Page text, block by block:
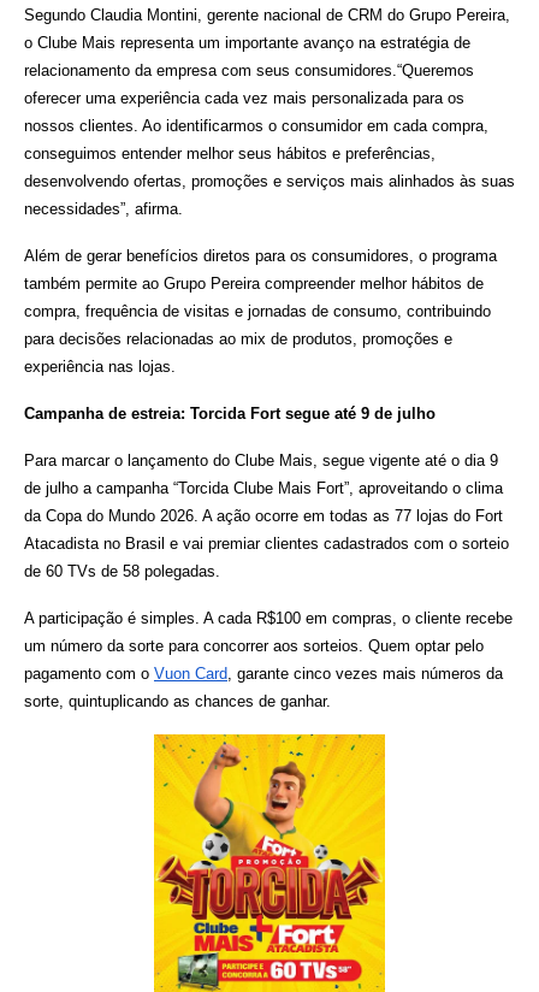
Segundo Claudia Montini, gerente nacional de CRM do Grupo Pereira,
o Clube Mais representa um importante avanço na estratégia de
relacionamento da empresa com seus consumidores.“Queremos
oferecer uma experiência cada vez mais personalizada para os
nossos clientes. Ao identificarmos o consumidor em cada compra,
conseguimos entender melhor seus hábitos e preferências,
desenvolvendo ofertas, promoções e serviços mais alinhados às suas
necessidades”, afirma.
Além de gerar benefícios diretos para os consumidores, o programa
também permite ao Grupo Pereira compreender melhor hábitos de
compra, frequência de visitas e jornadas de consumo, contribuindo
para decisões relacionadas ao mix de produtos, promoções e
experiência nas lojas.
Campanha de estreia: Torcida Fort segue até 9 de julho
Para marcar o lançamento do Clube Mais, segue vigente até o dia 9
de julho a campanha “Torcida Clube Mais Fort”, aproveitando o clima
da Copa do Mundo 2026. A ação ocorre em todas as 77 lojas do Fort
Atacadista no Brasil e vai premiar clientes cadastrados com o sorteio
de 60 TVs de 58 polegadas.
A participação é simples. A cada R$100 em compras, o cliente recebe
um número da sorte para concorrer aos sorteios. Quem optar pelo
pagamento com o Vuon Card, garante cinco vezes mais números da
sorte, quintuplicando as chances de ganhar.